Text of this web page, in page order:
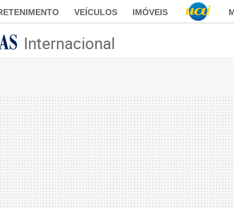
VEÍCULOS IMÓVEIS
Internacional